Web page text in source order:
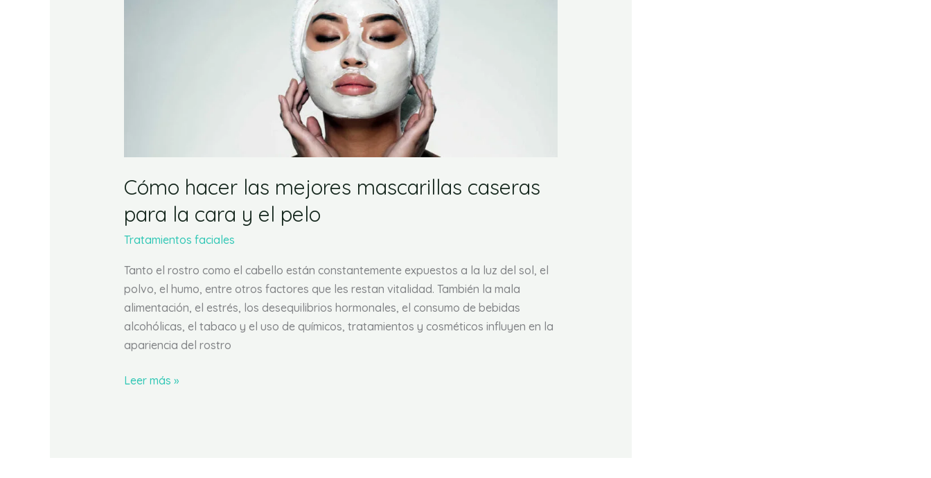
Cómo hacer las mejores mascarillas caseras
para la cara y el pelo
Tratamientos faciales
Tanto el rostro como el cabello están constantemente expuestos a la luz del sol, el
polvo, el humo, entre otros factores que les restan vitalidad. También la mala
alimentación, el estrés, los desequilibrios hormonales, el consumo de bebidas
alcohólicas, el tabaco y el uso de químicos, tratamientos y cosméticos influyen en la
apariencia del rostro
Leer más »